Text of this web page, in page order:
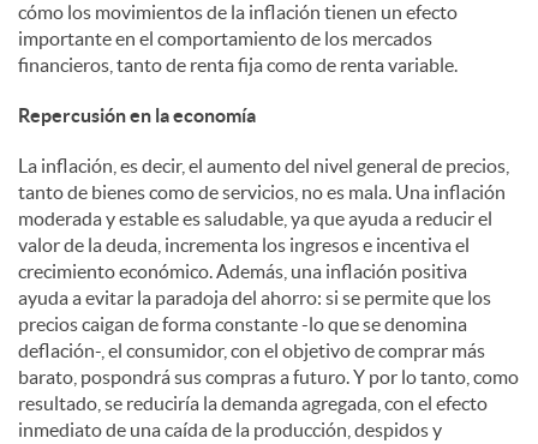
cómo los movimientos de la inflación tienen un efecto
importante en el comportamiento de los mercados
financieros, tanto de renta fija como de renta variable.
Repercusión en la economía
La inflación, es decir, el aumento del nivel general de precios,
tanto de bienes como de servicios, no es mala. Una inflación
moderada y estable es saludable, ya que ayuda a reducir el
valor de la deuda, incrementa los ingresos e incentiva el
crecimiento económico. Además, una inflación positiva
ayuda a evitar la paradoja del ahorro: si se permite que los
precios caigan de forma constante -lo que se denomina
deflación-, el consumidor, con el objetivo de comprar más
barato, pospondrá sus compras a futuro. Y por lo tanto, como
resultado, se reduciría la demanda agregada, con el efecto
inmediato de una caída de la producción, despidos y